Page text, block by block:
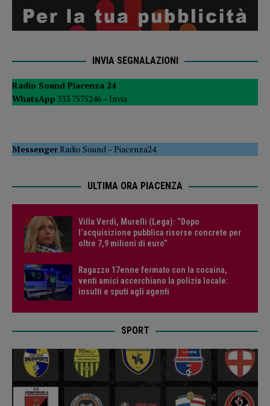
INVIA SEGNALAZIONI
Radio Sound Piacenza 24
WhatsApp 333 7575246 – Invia
MessengerRadio Sound –Piacenza24
ULTIMA ORA PIACENZA
Villa Verdi, Murelli (Lega): “Dopo
l’acquisizione pubblica risorse concrete per
oltre 7,9 milioni di euro”
Ragazzo 17enne fermato con la cocaina,
venti amici accerchiano la polizia locale:
insulti e sputi agli agenti
SPORT